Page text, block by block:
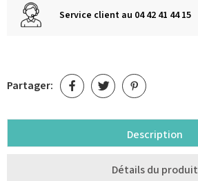
Service client au 04 42 41 44 15
Partager:
Description
Détails du produit